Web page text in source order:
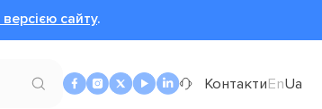
сайту.
КонтактиEnUa